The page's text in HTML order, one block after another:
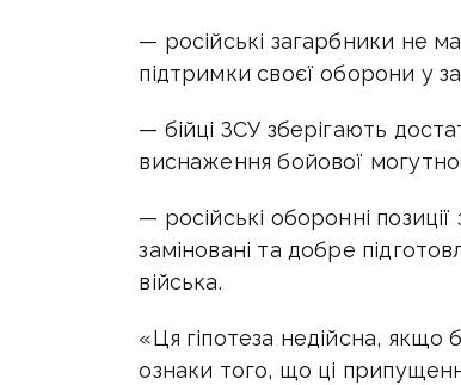
— російські загарбники не
підтримки своєї оборони у
— бійці ЗСУ зберігають
виснаження бойової
— російські оборонні
заміновані та добре
війська.
«Ця гіпотеза недійсна,
ознаки того, що ці